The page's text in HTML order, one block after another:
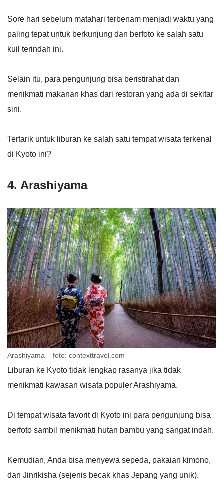
Sore hari sebelum matahari terbenam menjadi waktu yang
paling tepat untuk berkunjung dan berfoto ke salah satu
kuil terindah ini.
Selain itu, para pengunjung bisa beristirahat dan
menikmati makanan khas dari restoran yang ada di sekitar
sini.
Tertarik untuk liburan ke salah satu tempat wisata terkenal
di Kyoto ini?
4. Arashiyama
Arashiyama – foto: contexttravel.com
Liburan ke Kyoto tidak lengkap rasanya jika tidak
menikmati kawasan wisata populer Arashiyama.
Di tempat wisata favorit di Kyoto ini para pengunjung bisa
berfoto sambil menikmati hutan bambu yang sangat indah.
Kemudian, Anda bisa menyewa sepeda, pakaian kimono,
dan Jinrikisha (sejenis becak khas Jepang yang unik).